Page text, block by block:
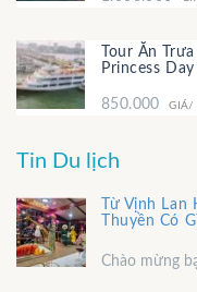
Tour Ăn
Princess
850.000 GIÁ/
Tin Du lịch
Từ Vịnh
Thuyền Có
Chào mừng